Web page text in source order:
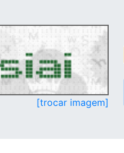
[trocar imagem]